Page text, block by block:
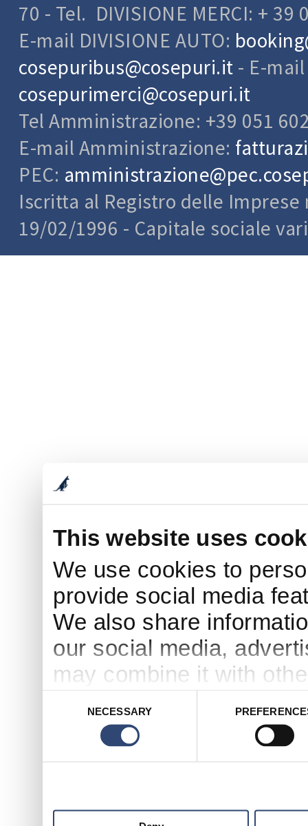
This website uses
We use cookies to
provide social media
We also share
our social media,
may combine it with
services.
NECESSARY
70 - Tel. DIVISIONE MERCI: + 39
E-mail DIVISIONE AUTO:
cosepuribus@cosepuri.it - E-mail
cosepurimerci@cosepuri.it
Tel Amministrazione: +39 051
E-mail Amministrazione:
PEC:
Iscritta al Registro delle Imprese
19/02/1996 - Capitale sociale